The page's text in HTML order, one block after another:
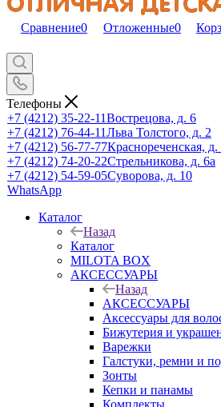
Сравнение0 Отложенные0
Телефоны
+7 (4212) 35-22-11Вострецова, д. 6
+7 (4212) 76-44-11Льва Толстого, д. 2
+7 (4212) 56-77-77Краснореченская, д.
+7 (4212) 74-20-22Стрельникова, д. 6а
+7 (4212) 54-59-05Суворова, д. 10
WhatsApp
Каталог
Назад
Каталог
MILOTA BOX
АКСЕССУАРЫ
Назад
АКСЕССУАРЫ
Аксессуары для
Бижутерия и
Варежки
Галстуки, ремни и
Зонты
Кепки и панамы
Комплекты